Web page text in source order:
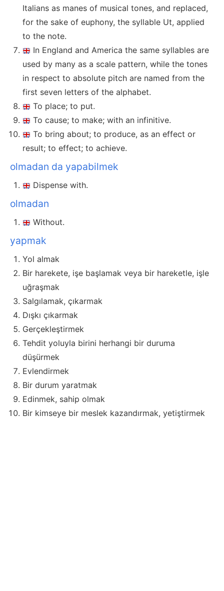
Italians as manes of musical tones, and replaced,
for the sake of euphony, the syllable Ut, applied
to the note.
In England and America the same syllables are
used by many as a scale pattern, while the tones
in respect to absolute pitch are named from the
first seven letters of the alphabet.
To place; to put.
To cause; to make; with an infinitive.
To bring about; to produce, as an effect or
result; to effect; to achieve.
olmadan da yapabilmek
Dispense with.
olmadan
Without.
yapmak
Yol almak
Bir harekete, işe başlamak veya bir hareketle, işle
uğraşmak
Salgılamak, çıkarmak
Dışkı çıkarmak
Gerçekleştirmek
Tehdit yoluyla birini herhangi bir duruma
düşürmek
Evlendirmek
Bir durum yaratmak
Edinmek, sahip olmak
Bir kimseye bir meslek kazandırmak, yetiştirmek